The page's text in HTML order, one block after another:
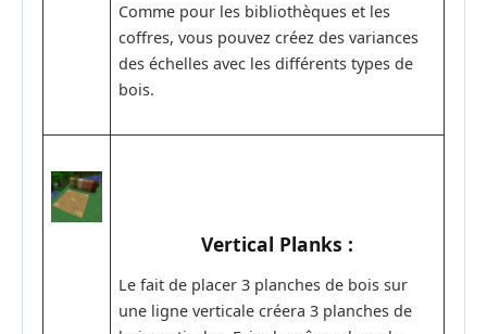
Comme pour les bibliothèques et les
coffres, vous pouvez créez des variances
des échelles avec les différents types de
bois.
Vertical Planks :
Le fait de placer 3 planches de bois sur
une ligne verticale créera 3 planches de